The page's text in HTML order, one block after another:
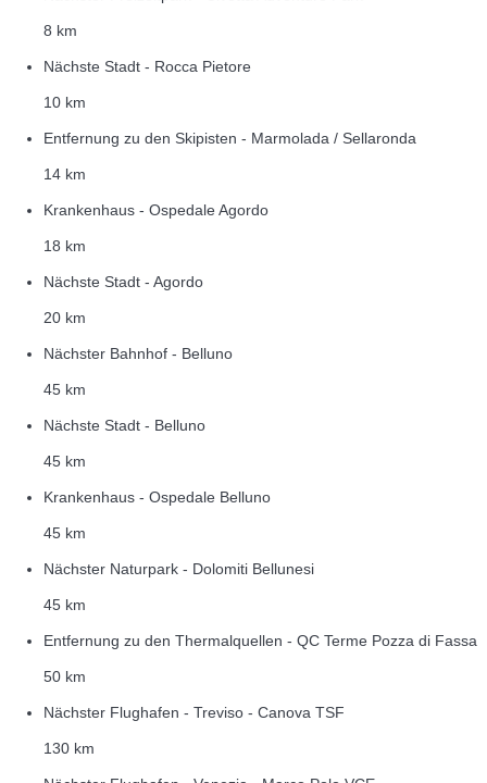
8 km
Nächste Stadt - Rocca Pietore
10 km
Entfernung zu den Skipisten - Marmolada / Sellaronda
14 km
Krankenhaus - Ospedale Agordo
18 km
Nächste Stadt - Agordo
20 km
Nächster Bahnhof - Belluno
45 km
Nächste Stadt - Belluno
45 km
Krankenhaus - Ospedale Belluno
45 km
Nächster Naturpark - Dolomiti Bellunesi
45 km
Entfernung zu den Thermalquellen - QC Terme Pozza di Fassa
50 km
Nächster Flughafen - Treviso - Canova TSF
130 km